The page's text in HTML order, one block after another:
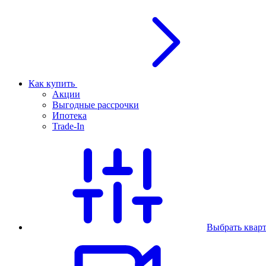
Как купить
Акции
Выгодные рассрочки
Ипотека
Trade-In
Выбрать